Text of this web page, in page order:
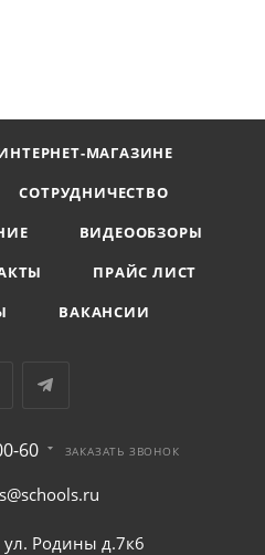
МАГАЗИНЕ
СОТРУДНИЧЕСТВО
ВИДЕООБЗОРЫ
ПРАЙС ЛИСТ
ВАКАНСИИ
60 ЗАКАЗАТЬ ЗВОНОК
ул. Родины д.7к6